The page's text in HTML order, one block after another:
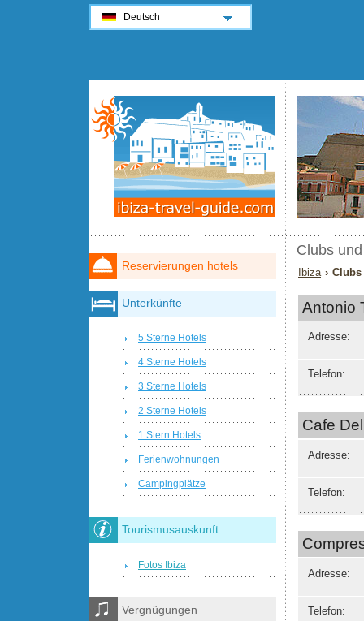
Clubs
Ibiza ›
Antonio
Adresse:
Telefon:
Cafe
Adresse:
Telefon:
Adresse:
Telefon:
Reservierungen hotels
Unterkünfte
5 Sterne Hotels
4 Sterne Hotels
3 Sterne Hotels
2 Sterne Hotels
1 Stern Hotels
Ferienwohnungen
Campingplätze
Tourismusauskunft
Fotos Ibiza
Vergnügungen
Deutsch